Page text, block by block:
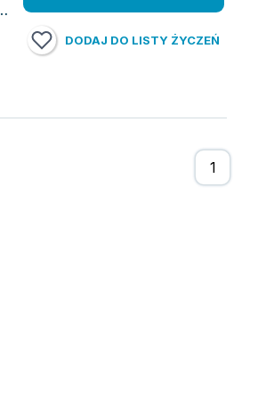
DODAJ DO LISTY ŻYCZEŃ